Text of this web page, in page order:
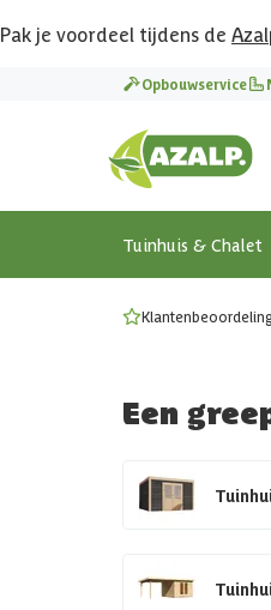
Pak je voordeel tijdens de
Opbouwservice
Tuinhuis & Chalet
Vier
MEGA zomer kortingen
Bekijk de actiemodellen
Gratis wandplankset
Ontdek onze
Klantenbeoordeling
Een